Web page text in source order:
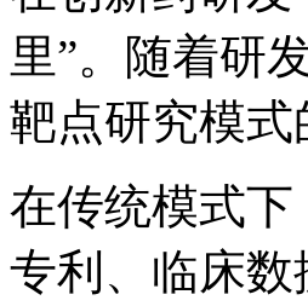
里”。随着研发
靶点研究模
在传统模式下
专利、临床